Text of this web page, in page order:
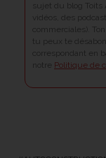
sujet du blog
vidéos, des
commerciales).
tu peux te
correspondant en
notre Politique de